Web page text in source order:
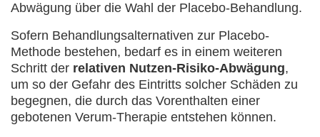
Abwägung über die Wahl der Placebo-Behandlung.
Sofern Behandlungsalternativen zur Placebo-
Methode bestehen, bedarf es in einem weiteren
Schritt der relativen Nutzen-Risiko-Abwägung,
um so der Gefahr des Eintritts solcher Schäden zu
begegnen, die durch das Vorenthalten einer
gebotenen Verum-Therapie entstehen können.